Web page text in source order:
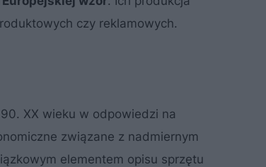
czy reklamowych.
XX wieku w odpowiedzi na
związane z nadmiernym
elementem opisu sprzętu